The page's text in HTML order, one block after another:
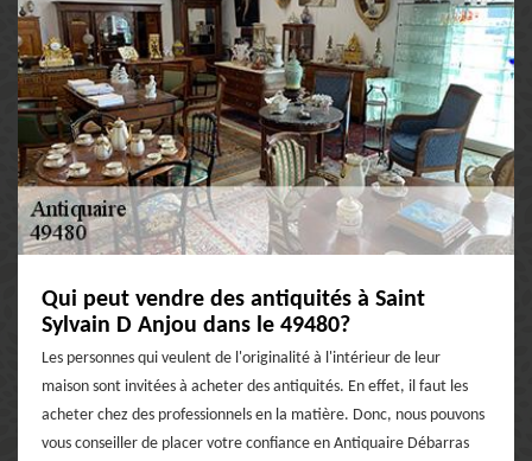
Qui peut vendre des antiquités à Saint
Sylvain D Anjou dans le 49480?
Les personnes qui veulent de l'originalité à l'intérieur de leur
maison sont invitées à acheter des antiquités. En effet, il faut les
acheter chez des professionnels en la matière. Donc, nous pouvons
vous conseiller de placer votre confiance en Antiquaire Débarras